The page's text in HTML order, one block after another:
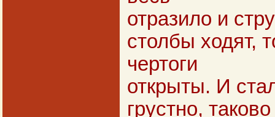
отразило и
столбы ходят,
чертоги
открыты. И
грустно,